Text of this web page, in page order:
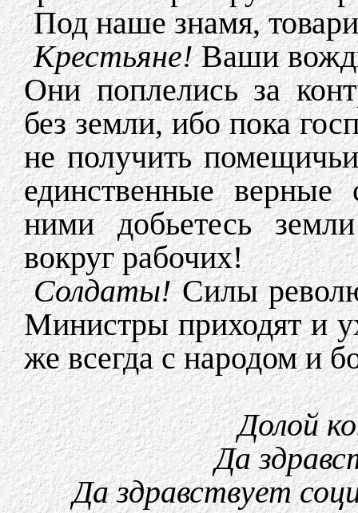
Под наше знамя,
Крестьяне!Ваши
Они поплелись за
без земли, ибо пока
не получить
единственные
ними добьетесь
вокруг рабочих!
Солдаты!Силы
Министры приходят и
же всегда с народом и
Долой
Да
Да здравствует